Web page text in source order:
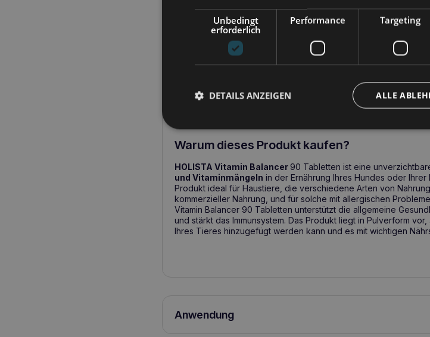
Unterstützt das Immunsystem und hilft, Ihr Haustier vor
Ab wann sollten Sie HOLISTA Vitamin
B.A.R.F., gekochte Nahrung, Ausschlussdiät oder kommerzielle
Haustiere mit Futtermittelallergiesymptomen empfohlen, die
Gesundheit von Haut und Fell benötigen. Die Verwendung
Warum dieses Produkt kaufen?
HOLISTA Vitamin Balancer90 Tabletten ist eine
und Vitaminmängeln in der Ernährung Ihres Hundes oder
Produkt ideal für Haustiere, die verschiedene Arten von
kommerzieller Nahrung, und für solche mit allergischen
Vitamin Balancer 90 Tabletten unterstützt die allgemeine
und stärkt das Immunsystem. Das Produkt liegt in Pulverform
Ihres Tieres hinzugefügt werden kann und es mit wichtigen
Anwendung
Unbedingt
erforderlich
Performance Targeting
ALLE
DETAILS ANZEIGEN